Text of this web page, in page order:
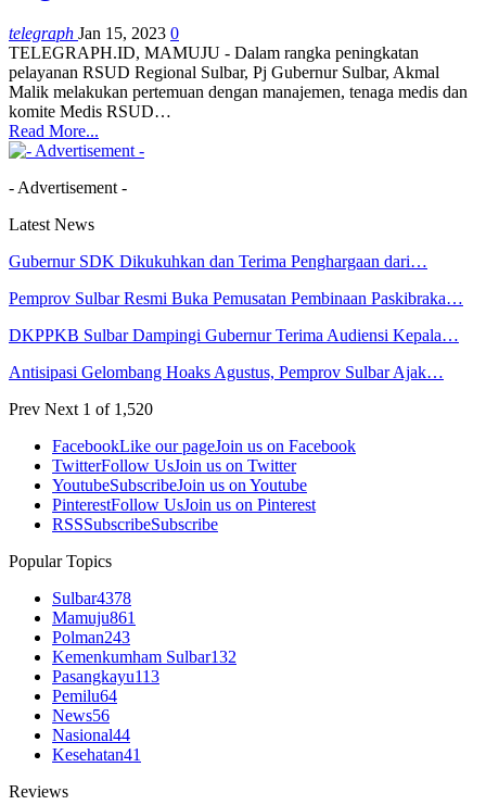
telegraph Jan 15, 2023 0
TELEGRAPH.ID, MAMUJU - Dalam rangka peningkatan
pelayanan RSUD Regional Sulbar, Pj Gubernur Sulbar, Akmal
Malik melakukan pertemuan dengan manajemen, tenaga medis dan
komite Medis RSUD…
Read More...
- Advertisement -
Latest News
Gubernur SDK Dikukuhkan dan Terima Penghargaan dari…
Pemprov Sulbar Resmi Buka Pemusatan Pembinaan Paskibraka…
DKPPKB Sulbar Dampingi Gubernur Terima Audiensi Kepala…
Antisipasi Gelombang Hoaks Agustus, Pemprov Sulbar Ajak…
Prev Next 1 of 1,520
FacebookLike our pageJoin us on Facebook
TwitterFollow UsJoin us on Twitter
YoutubeSubscribeJoin us on Youtube
PinterestFollow UsJoin us on Pinterest
RSSSubscribeSubscribe
Popular Topics
Sulbar4378
Mamuju861
Polman243
Kemenkumham Sulbar132
Pasangkayu113
Pemilu64
News56
Nasional44
Kesehatan41
Reviews